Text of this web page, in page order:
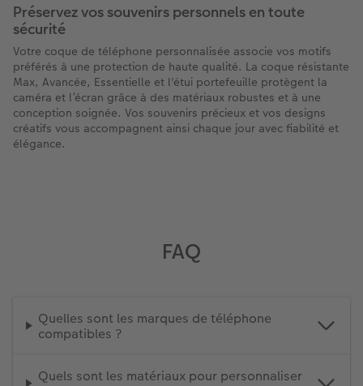
Préservez vos souvenirs personnels en toute
sécurité
Votre coque de téléphone personnalisée associe vos motifs
préférés à une protection de haute qualité. La coque résistante
Max, Avancée, Essentielle et l'étui portefeuille protègent la
caméra et l’écran grâce à des matériaux robustes et à une
conception soignée. Vos souvenirs précieux et vos designs
créatifs vous accompagnent ainsi chaque jour avec fiabilité et
élégance.
FAQ
Quelles sont les marques de téléphone
compatibles ?
Quels sont les matériaux pour personnaliser